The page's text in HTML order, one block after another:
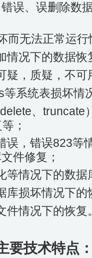
误、误删除数
而无法正常运
情况下的数据恢
疑，质疑，不可
系统表损坏情
、truncate
；
误，错误823等
件修复；
等情况下的数据
库损坏情况下的
件情况下的恢复
要技术特点